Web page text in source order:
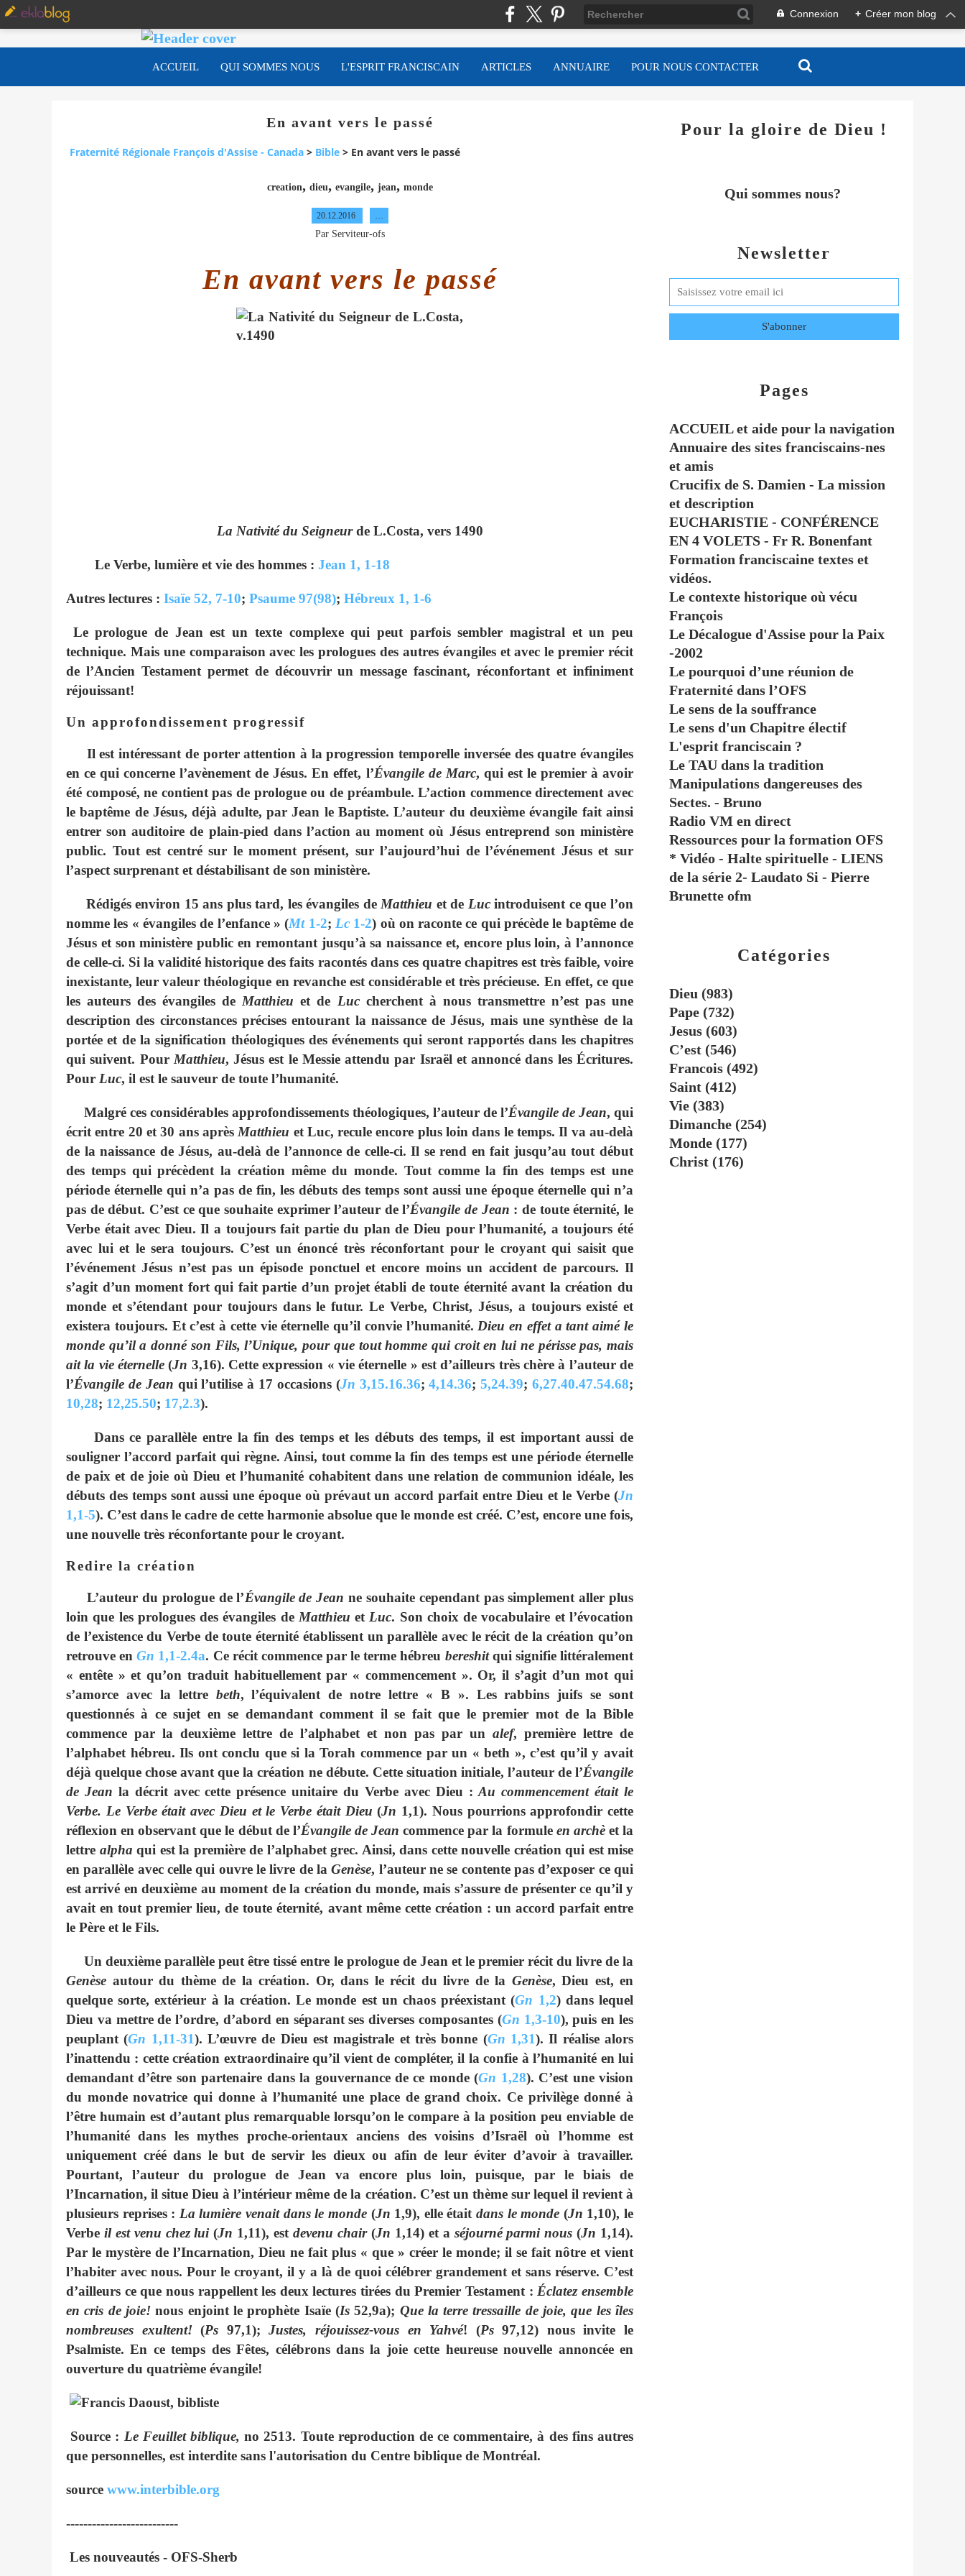
Connexion + Créer mon blog
ACCUEIL QUI SOMMES NOUS L'ESPRIT FRANCISCAIN ARTICLES ANNUAIRE POUR NOUS CONTACTER
En avant vers le passé
Fraternité Régionale François d'Assise - Canada > Bible > En avant vers le passé
creation, dieu, evangile, jean, monde
20.12.2016
Par Serviteur-ofs
En avant vers le passé
La Nativité du Seigneurde L.Costa, vers 1490
Le Verbe, lumière et vie des hommes : Jean 1, 1-18
Autres lectures : Isaïe 52, 7-10; Psaume 97(98); Hébreux 1, 1-6
Le prologue de Jean est un texte complexe qui peut parfois sembler magistral et un peu
technique. Mais une comparaison avec les prologues des autres évangiles et avec le premier récit
de l’Ancien Testament permet de découvrir un message fascinant, réconfortant et infiniment
réjouissant!
Un approfondissement progressif
Il est intéressant de porter attention à la progression temporelle inversée des quatre évangiles
en ce qui concerne l’avènement de Jésus. En effet, l’Évangile de Marc, qui est le premier à avoir
été composé, ne contient pas de prologue ou de préambule. L’action commence directement avec
le baptême de Jésus, déjà adulte, par Jean le Baptiste. L’auteur du deuxième évangile fait ainsi
entrer son auditoire de plain-pied dans l’action au moment où Jésus entreprend son ministère
public. Tout est centré sur le moment présent, sur l’aujourd’hui de l’événement Jésus et sur
l’aspect surprenant et déstabilisant de son ministère.
Rédigés environ 15 ans plus tard, les évangiles deMatthieu et de Lucintroduisent ce que l’on
nomme les « évangiles de l’enfance » (Mt1-2; Lc1-2) où on raconte ce qui précède le baptême de
Jésus et son ministère public en remontant jusqu’à sa naissance et, encore plus loin, à l’annonce
de celle-ci. Si la validité historique des faits racontés dans ces quatre chapitres est très faible, voire
inexistante, leur valeur théologique en revanche est considérable et très précieuse. En effet, ce que
les auteurs des évangiles deMatthieu et de Luccherchent à nous transmettre n’est pas une
description des circonstances précises entourant la naissance de Jésus, mais une synthèse de la
portée et de la signification théologiques des événements qui seront rapportés dans les chapitres
qui suivent. PourMatthieu, Jésus est le Messie attendu par Israël et annoncé dans les Écritures.
Pour Luc, il est le sauveur de toute l’humanité.
Malgré ces considérables approfondissements théologiques, l’auteur de l’Évangile de Jean, qui
écrit entre 20 et 30 ans aprèsMatthieu et Luc, recule encore plus loin dans le temps. Il va au-delà
de la naissance de Jésus, au-delà de l’annonce de celle-ci. Il se rend en fait jusqu’au tout début
des temps qui précèdent la création même du monde. Tout comme la fin des temps est une
période éternelle qui n’a pas de fin, les débuts des temps sont aussi une époque éternelle qui n’a
pas de début. C’est ce que souhaite exprimer l’auteur de l’Évangile de Jean : de toute éternité, le
Verbe était avec Dieu. Il a toujours fait partie du plan de Dieu pour l’humanité, a toujours été
avec lui et le sera toujours. C’est un énoncé très réconfortant pour le croyant qui saisit que
l’événement Jésus n’est pas un épisode ponctuel et encore moins un accident de parcours. Il
s’agit d’un moment fort qui fait partie d’un projet établi de toute éternité avant la création du
monde et s’étendant pour toujours dans le futur. Le Verbe, Christ, Jésus, a toujours existé et
existera toujours. Et c’est à cette vie éternelle qu’il convie l’humanité.Dieu en effet a tant aimé le
monde qu’il a donné son Fils, l’Unique, pour que tout homme qui croit en lui ne périsse pas, mais
ait la vie éternelle (Jn 3,16). Cette expression « vie éternelle » est d’ailleurs très chère à l’auteur de
l’Évangile de Jean qui l’utilise à 17 occasions (Jn 3,15.16.36;4,14.36;5,24.39;6,27.40.47.54.68;
10,28; 12,25.50; 17,2.3).
Dans ce parallèle entre la fin des temps et les débuts des temps, il est important aussi de
souligner l’accord parfait qui règne. Ainsi, tout comme la fin des temps est une période éternelle
de paix et de joie où Dieu et l’humanité cohabitent dans une relation de communion idéale, les
débuts des temps sont aussi une époque où prévaut un accord parfait entre Dieu et le Verbe (Jn
1,1-5). C’est dans le cadre de cette harmonie absolue que le monde est créé. C’est, encore une fois,
une nouvelle très réconfortante pour le croyant.
Redire la création
L’auteur du prologue de l’Évangile de Jean ne souhaite cependant pas simplement aller plus
loin que les prologues des évangiles deMatthieu etLuc. Son choix de vocabulaire et l’évocation
de l’existence du Verbe de toute éternité établissent un parallèle avec le récit de la création qu’on
retrouve enGn 1,1-2.4a. Ce récit commence par le terme hébreu bereshitqui signifie littéralement
« entête » et qu’on traduit habituellement par « commencement ». Or, il s’agit d’un mot qui
s’amorce avec la lettre beth, l’équivalent de notre lettre « B ». Les rabbins juifs se sont
questionnés à ce sujet en se demandant comment il se fait que le premier mot de la Bible
commence par la deuxième lettre de l’alphabet et non pas par un alef, première lettre de
l’alphabet hébreu. Ils ont conclu que si la Torah commence par un « beth », c’est qu’il y avait
déjà quelque chose avant que la création ne débute. Cette situation initiale, l’auteur de l’Évangile
de Jean la décrit avec cette présence unitaire du Verbe avec Dieu :Au commencement était le
Verbe. Le Verbe était avec Dieu et le Verbe était Dieu (Jn 1,1). Nous pourrions approfondir cette
réflexion en observant que le début de l’Évangile de Jean commence par la formule en archèet la
lettre alpha qui est la première de l’alphabet grec. Ainsi, dans cette nouvelle création qui est mise
en parallèle avec celle qui ouvre le livre de laGenèse, l’auteur ne se contente pas d’exposer ce qui
est arrivé en deuxième au moment de la création du monde, mais s’assure de présenter ce qu’il y
avait en tout premier lieu, de toute éternité, avant même cette création : un accord parfait entre
le Père et le Fils.
Un deuxième parallèle peut être tissé entre le prologue de Jean et le premier récit du livre de la
Genèse autour du thème de la création. Or, dans le récit du livre de la Genèse, Dieu est, en
quelque sorte, extérieur à la création. Le monde est un chaos préexistant (Gn 1,2) dans lequel
Dieu va mettre de l’ordre, d’abord en séparant ses diverses composantes (Gn 1,3-10), puis en les
peuplant (Gn 1,11-31). L’œuvre de Dieu est magistrale et très bonne (Gn 1,31). Il réalise alors
l’inattendu : cette création extraordinaire qu’il vient de compléter, il la confie à l’humanité en lui
demandant d’être son partenaire dans la gouvernance de ce monde (Gn 1,28). C’est une vision
du monde novatrice qui donne à l’humanité une place de grand choix. Ce privilège donné à
l’être humain est d’autant plus remarquable lorsqu’on le compare à la position peu enviable de
l’humanité dans les mythes proche-orientaux anciens des voisins d’Israël où l’homme est
uniquement créé dans le but de servir les dieux ou afin de leur éviter d’avoir à travailler.
Pourtant, l’auteur du prologue de Jean va encore plus loin, puisque, par le biais de
l’Incarnation, il situe Dieu à l’intérieur même de la création. C’est un thème sur lequel il revient à
plusieurs reprises : La lumière venait dans le monde(Jn 1,9), elle était dans le monde (Jn 1,10), le
Verbe il est venu chez lui(Jn 1,11), estdevenu chair(Jn 1,14) et a séjourné parmi nous (Jn 1,14).
Par le mystère de l’Incarnation, Dieu ne fait plus « que » créer le monde; il se fait nôtre et vient
l’habiter avec nous. Pour le croyant, il y a là de quoi célébrer grandement et sans réserve. C’est
d’ailleurs ce que nous rappellent les deux lectures tirées du Premier Testament :Éclatez ensemble
en cris de joie!nous enjoint le prophète Isaïe (Is52,9a); Que la terre tressaille de joie, que les îles
nombreuses exultent!(Ps 97,1);Justes, réjouissez-vous en Yahvé! (Ps97,12) nous invite le
Psalmiste. En ce temps des Fêtes, célébrons dans la joie cette heureuse nouvelle annoncée en
ouverture du quatrième évangile!
Source : Le Feuillet biblique, no 2513. Toute reproduction de ce commentaire, à des fins autres
que personnelles, est interdite sans l'autorisation du Centre biblique de Montréal.
source www.interbible.org
--------------------------
Les nouveautés - OFS-Sherb
Newsletter
Catégories
Dieu (983)
Pape (732)
Jesus (603)
C’est (546)
Francois (492)
Saint (412)
Vie (383)
Dimanche (254)
Monde (177)
Christ (176)
Pages
ACCUEIL et aide pour la navigation
Annuaire des sites franciscains-nes
et amis
Crucifix de S. Damien - La mission
et description
EUCHARISTIE - CONFÉRENCE
EN 4 VOLETS - Fr R. Bonenfant
Formation franciscaine textes et
vidéos.
Le contexte historique où vécu
François
Le Décalogue d'Assise pour la Paix
-2002
Le pourquoi d’une réunion de
Fraternité dans l’OFS
Le sens de la souffrance
Le sens d'un Chapitre électif
L'esprit franciscain ?
Le TAU dans la tradition
Manipulations dangereuses des
Sectes. - Bruno
Radio VM en direct
Ressources pour la formation OFS
* Vidéo - Halte spirituelle - LIENS
de la série 2- Laudato Si - Pierre
Brunette ofm
Pour la gloire de Dieu !
Qui sommes nous?